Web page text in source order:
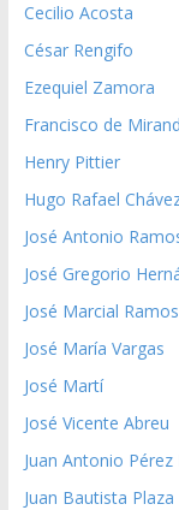
Cecilio Acosta
César Rengifo
Ezequiel Zamora
Francisco de
Henry Pittier
Hugo Rafael
José Antonio
José Gregorio
José Marcial
José María Vargas
José Martí
José Vicente Abreu
Juan Antonio
Juan Bautista Plaza